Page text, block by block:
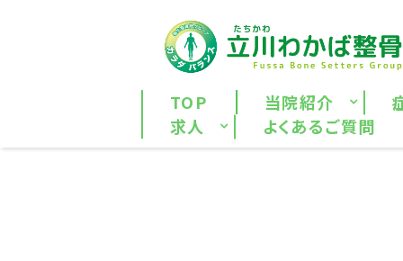
TOP 当院紹介
求人
よくあるご質問